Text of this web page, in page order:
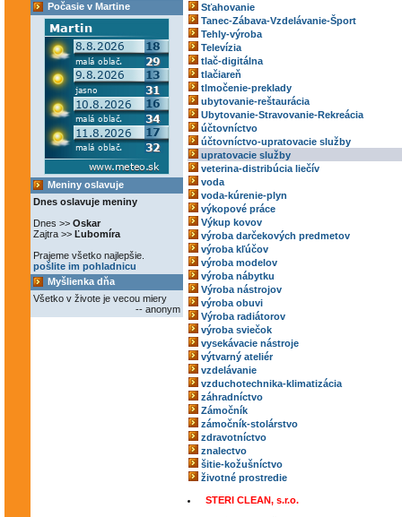
Počasie v Martine
Meniny oslavuje
Dnes oslavuje meniny
Dnes >> Oskar
Zajtra >> Ľubomíra
Prajeme všetko najlepšie.
pošlite im pohladnicu
Myšlienka dňa
Všetko v živote je vecou miery
-- anonym
Sťahovanie
Tanec-Zábava-Vzdelávanie-Šport
Tehly-výroba
Televízia
tlač-digitálna
tlačiareň
tlmočenie-preklady
ubytovanie-reštaurácia
Ubytovanie-Stravovanie-Rekreácia
účtovníctvo
účtovníctvo-upratovacie služby
upratovacie služby
veterina-distribúcia liečív
voda
voda-kúrenie-plyn
výkopové práce
Výkup kovov
výroba darčekových predmetov
výroba kľúčov
výroba modelov
výroba nábytku
Výroba nástrojov
výroba obuvi
Výroba radiátorov
výroba sviečok
vysekávacie nástroje
výtvarný ateliér
vzdelávanie
vzduchotechnika-klimatizácia
záhradníctvo
Zámočník
zámočník-stolárstvo
zdravotníctvo
znalectvo
šitie-kožušníctvo
životné prostredie
STERI CLEAN, s.r.o.